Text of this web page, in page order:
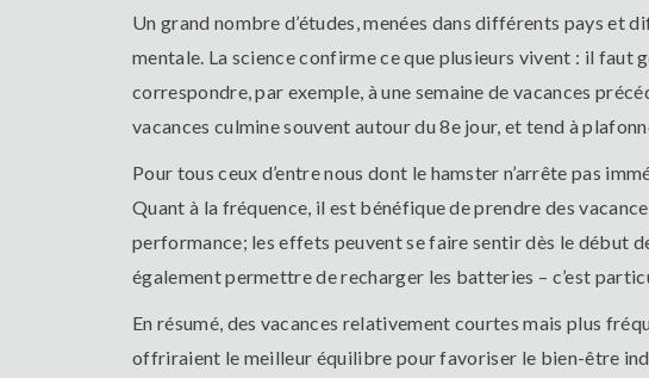
Un grand nombre d’études, menées dans différents pays et
mentale. La science confirme ce que plusieurs vivent : il faut
correspondre, par exemple, à une semaine de vacances
vacances culmine souvent autour du 8e jour, et tend à
Pour tous ceux d’entre nous dont le hamster n’arrête pas
Quant à la fréquence, il est bénéfique de prendre des
performance; les effets peuvent se faire sentir dès le début
également permettre de recharger les batteries – c’est
En résumé, des vacances relativement courtes mais plus
offriraient le meilleur équilibre pour favoriser le bien-être